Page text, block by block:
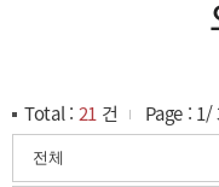
Total : 21 건 Page : 1/